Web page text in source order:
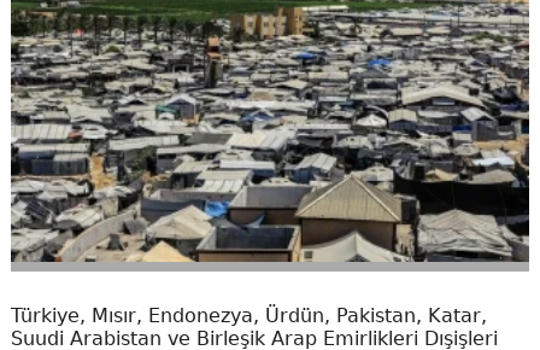
Türkiye, Mısır, Endonezya, Ürdün, Pakistan, Katar,
Suudi Arabistan ve Birleşik Arap Emirlikleri Dışişleri